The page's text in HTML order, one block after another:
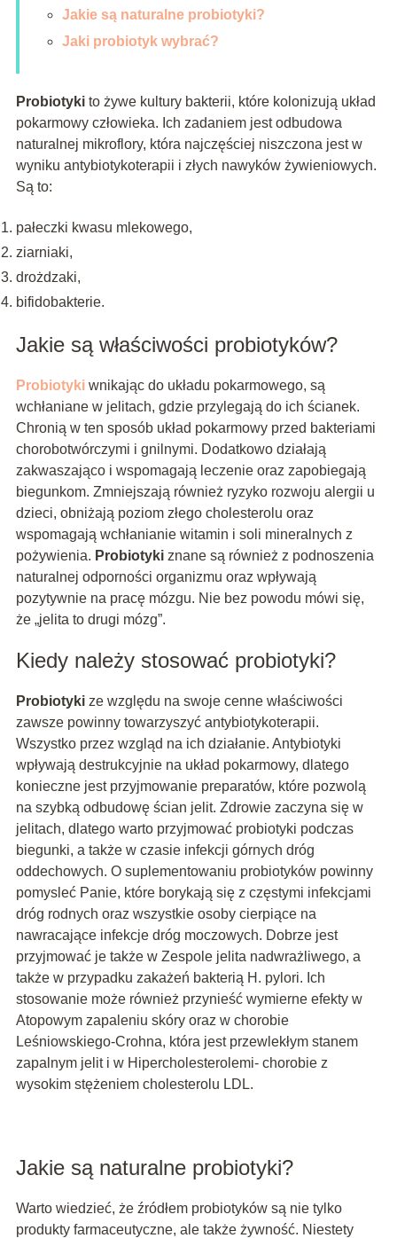
Jakie są naturalne probiotyki?
Jaki probiotyk wybrać?
Probiotykito żywe kultury bakterii, które kolonizują układ
pokarmowy człowieka. Ich zadaniem jest odbudowa
naturalnej mikroflory, która najczęściej niszczona jest w
wyniku antybiotykoterapii i złych nawyków żywieniowych.
Są to:
pałeczki kwasu mlekowego,
ziarniaki,
drożdzaki,
bifidobakterie.
Jakie są właściwości probiotyków?
Probiotyki wnikając do układu pokarmowego, są
wchłaniane w jelitach, gdzie przylegają do ich ścianek.
Chronią w ten sposób układ pokarmowy przed bakteriami
chorobotwórczymi i gnilnymi. Dodatkowo działają
zakwaszająco i wspomagają leczenie oraz zapobiegają
biegunkom. Zmniejszają również ryzyko rozwoju alergii u
dzieci, obniżają poziom złego cholesterolu oraz
wspomagają wchłanianie witamin i soli mineralnych z
pożywienia. Probiotykiznane są również z podnoszenia
naturalnej odporności organizmu oraz wpływają
pozytywnie na pracę mózgu. Nie bez powodu mówi się,
że „jelita to drugi mózg”.
Kiedy należy stosować probiotyki?
Probiotykize względu na swoje cenne właściwości
zawsze powinny towarzyszyć antybiotykoterapii.
Wszystko przez wzgląd na ich działanie. Antybiotyki
wpływają destrukcyjnie na układ pokarmowy, dlatego
konieczne jest przyjmowanie preparatów, które pozwolą
na szybką odbudowę ścian jelit. Zdrowie zaczyna się w
jelitach, dlatego warto przyjmować probiotyki podczas
biegunki, a także w czasie infekcji górnych dróg
oddechowych. O suplementowaniu probiotyków powinny
pomysleć Panie, które borykają się z częstymi infekcjami
dróg rodnych oraz wszystkie osoby cierpiące na
nawracające infekcje dróg moczowych. Dobrze jest
przyjmować je także w Zespole jelita nadwrażliwego, a
także w przypadku zakażeń bakterią H. pylori. Ich
stosowanie może również przynieść wymierne efekty w
Atopowym zapaleniu skóry oraz w chorobie
Leśniowskiego-Crohna, która jest przewlekłym stanem
zapalnym jelit i w Hipercholesterolemi- chorobie z
wysokim stężeniem cholesterolu LDL.
Jakie są naturalne probiotyki?
Warto wiedzieć, że źródłem probiotyków są nie tylko
produkty farmaceutyczne, ale także żywność. Niestety